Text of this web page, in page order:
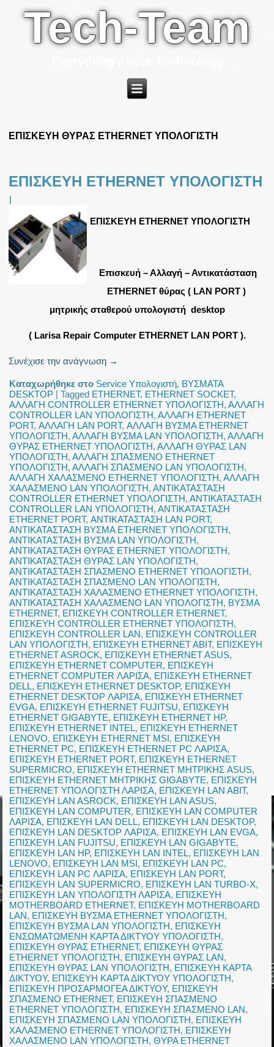
Tech-Team
ΕΠΙΣΚΕΥΗ ΘΥΡΑΣ ETHERNET ΥΠΟΛΟΓΙΣΤΗ
ΕΠΙΣΚΕΥΗ ETHERNET ΥΠΟΛΟΓΙΣΤΗ
|
ΕΠΙΣΚΕΥΗ ETHERNET ΥΠΟΛΟΓΙΣΤΗ
Επισκευή – Αλλαγή – Αντικατάσταση
ETHERNET θύρας ( LAN PORT )
μητρικής σταθερού υπολογιστή desktop
( Larisa Repair Computer ETHERNET LAN PORT ).
Συνέχισε την ανάγνωση →
Καταχωρήθηκε στο Service Υπολογιστή, ΒΥΣΜΑΤΑ
DESKTOP |Tagged ETHERNET, ETHERNET SOCKET,
ΑΛΛΑΓΗ CONTROLLER ETHERNET ΥΠΟΛΟΓΙΣΤΗ,ΑΛΛΑΓΗ
CONTROLLER LAN ΥΠΟΛΟΓΙΣΤΗ,ΑΛΛΑΓΗ ETHERNET
PORT,ΑΛΛΑΓΗ LAN PORT,ΑΛΛΑΓΗ ΒΥΣΜΑ ETHERNET
ΥΠΟΛΟΓΙΣΤΗ,ΑΛΛΑΓΗ ΒΥΣΜΑ LAN ΥΠΟΛΟΓΙΣΤΗ,ΑΛΛΑΓΗ
ΘΥΡΑΣ ETHERNET ΥΠΟΛΟΓΙΣΤΗ,ΑΛΛΑΓΗ ΘΥΡΑΣ LAN
ΥΠΟΛΟΓΙΣΤΗ,ΑΛΛΑΓΗ ΣΠΑΣΜΕΝΟ ETHERNET
ΥΠΟΛΟΓΙΣΤΗ,ΑΛΛΑΓΗ ΣΠΑΣΜΕΝΟ LAN ΥΠΟΛΟΓΙΣΤΗ,
ΑΛΛΑΓΗ ΧΑΛΑΣΜΕΝΟ ETHERNET ΥΠΟΛΟΓΙΣΤΗ,ΑΛΛΑΓΗ
ΧΑΛΑΣΜΕΝΟ LAN ΥΠΟΛΟΓΙΣΤΗ,ΑΝΤΙΚΑΤΑΣΤΑΣΗ
CONTROLLER ETHERNET ΥΠΟΛΟΓΙΣΤΗ,ΑΝΤΙΚΑΤΑΣΤΑΣΗ
CONTROLLER LAN ΥΠΟΛΟΓΙΣΤΗ,ΑΝΤΙΚΑΤΑΣΤΑΣΗ
ETHERNET PORT,ΑΝΤΙΚΑΤΑΣΤΑΣΗ LAN PORT,
ΑΝΤΙΚΑΤΑΣΤΑΣΗ ΒΥΣΜΑ ETHERNET ΥΠΟΛΟΓΙΣΤΗ,
ΑΝΤΙΚΑΤΑΣΤΑΣΗ ΒΥΣΜΑ LAN ΥΠΟΛΟΓΙΣΤΗ,
ΑΝΤΙΚΑΤΑΣΤΑΣΗ ΘΥΡΑΣ ETHERNET ΥΠΟΛΟΓΙΣΤΗ,
ΑΝΤΙΚΑΤΑΣΤΑΣΗ ΘΥΡΑΣ LAN ΥΠΟΛΟΓΙΣΤΗ,
ΑΝΤΙΚΑΤΑΣΤΑΣΗ ΣΠΑΣΜΕΝΟ ETHERNET ΥΠΟΛΟΓΙΣΤΗ,
ΑΝΤΙΚΑΤΑΣΤΑΣΗ ΣΠΑΣΜΕΝΟ LAN ΥΠΟΛΟΓΙΣΤΗ,
ΑΝΤΙΚΑΤΑΣΤΑΣΗ ΧΑΛΑΣΜΕΝΟ ETHERNET ΥΠΟΛΟΓΙΣΤΗ,
ΑΝΤΙΚΑΤΑΣΤΑΣΗ ΧΑΛΑΣΜΕΝΟ LAN ΥΠΟΛΟΓΙΣΤΗ, ΒΥΣΜΑ
ETHERNET, ΕΠΙΣΚΕΥΗ CONTROLLER ETHERNET,
ΕΠΙΣΚΕΥΗ CONTROLLER ETHERNET ΥΠΟΛΟΓΙΣΤΗ,
ΕΠΙΣΚΕΥΗ CONTROLLER LAN, ΕΠΙΣΚΕΥΗ CONTROLLER
LAN ΥΠΟΛΟΓΙΣΤΗ, ΕΠΙΣΚΕΥΗ ETHERNET ABIT, ΕΠΙΣΚΕΥΗ
ETHERNET ASROCK, ΕΠΙΣΚΕΥΗ ETHERNET ASUS,
ΕΠΙΣΚΕΥΗ ETHERNET COMPUTER, ΕΠΙΣΚΕΥΗ
ETHERNET COMPUTER ΛΑΡΙΣΑ, ΕΠΙΣΚΕΥΗ ETHERNET
DELL, ΕΠΙΣΚΕΥΗ ETHERNET DESKTOP, ΕΠΙΣΚΕΥΗ
ETHERNET DESKTOP ΛΑΡΙΣΑ, ΕΠΙΣΚΕΥΗ ETHERNET
EVGA, ΕΠΙΣΚΕΥΗ ETHERNET FUJITSU, ΕΠΙΣΚΕΥΗ
ETHERNET GIGABYTE, ΕΠΙΣΚΕΥΗ ETHERNET HP,
ΕΠΙΣΚΕΥΗ ETHERNET INTEL, ΕΠΙΣΚΕΥΗ ETHERNET
LENOVO, ΕΠΙΣΚΕΥΗ ETHERNET MSI, ΕΠΙΣΚΕΥΗ
ETHERNET PC, ΕΠΙΣΚΕΥΗ ETHERNET PC ΛΑΡΙΣΑ,
ΕΠΙΣΚΕΥΗ ETHERNET PORT, ΕΠΙΣΚΕΥΗ ETHERNET
SUPERMICRO, ΕΠΙΣΚΕΥΗ ETHERNET ΜΗΤΡΙΚΗΣ ASUS,
ΕΠΙΣΚΕΥΗ ETHERNET ΜΗΤΡΙΚΗΣ GIGABYTE, ΕΠΙΣΚΕΥΗ
ETHERNET ΥΠΟΛΟΓΙΣΤΗ ΛΑΡΙΣΑ, ΕΠΙΣΚΕΥΗ LAN ABIT,
ΕΠΙΣΚΕΥΗ LAN ASROCK, ΕΠΙΣΚΕΥΗ LAN ASUS,
ΕΠΙΣΚΕΥΗ LAN COMPUTER, ΕΠΙΣΚΕΥΗ LAN COMPUTER
ΛΑΡΙΣΑ, ΕΠΙΣΚΕΥΗ LAN DELL, ΕΠΙΣΚΕΥΗ LAN DESKTOP,
ΕΠΙΣΚΕΥΗ LAN DESKTOP ΛΑΡΙΣΑ, ΕΠΙΣΚΕΥΗ LAN EVGA,
ΕΠΙΣΚΕΥΗ LAN FUJITSU, ΕΠΙΣΚΕΥΗ LAN GIGABYTE,
ΕΠΙΣΚΕΥΗ LAN HP, ΕΠΙΣΚΕΥΗ LAN INTEL, ΕΠΙΣΚΕΥΗ LAN
LENOVO, ΕΠΙΣΚΕΥΗ LAN MSI, ΕΠΙΣΚΕΥΗ LAN PC,
ΕΠΙΣΚΕΥΗ LAN PC ΛΑΡΙΣΑ, ΕΠΙΣΚΕΥΗ LAN PORT,
ΕΠΙΣΚΕΥΗ LAN SUPERMICRO, ΕΠΙΣΚΕΥΗ LAN TURBO-X,
ΕΠΙΣΚΕΥΗ LAN ΥΠΟΛΟΓΙΣΤΗ ΛΑΡΙΣΑ, ΕΠΙΣΚΕΥΗ
MOTHERBOARD ETHERNET, ΕΠΙΣΚΕΥΗ MOTHERBOARD
LAN, ΕΠΙΣΚΕΥΗ ΒΥΣΜΑ ETHERNET ΥΠΟΛΟΓΙΣΤΗ,
ΕΠΙΣΚΕΥΗ ΒΥΣΜΑ LAN ΥΠΟΛΟΓΙΣΤΗ, ΕΠΙΣΚΕΥΗ
ΕΝΣΩΜΑΤΩΜΕΝΗ ΚΑΡΤΑ ΔΙΚΤΥΟΥ ΥΠΟΛΟΓΙΣΤΗ,
ΕΠΙΣΚΕΥΗ ΘΥΡΑΣ ETHERNET, ΕΠΙΣΚΕΥΗ ΘΥΡΑΣ
ETHERNET ΥΠΟΛΟΓΙΣΤΗ, ΕΠΙΣΚΕΥΗ ΘΥΡΑΣ LAN,
ΕΠΙΣΚΕΥΗ ΘΥΡΑΣ LAN ΥΠΟΛΟΓΙΣΤΗ, ΕΠΙΣΚΕΥΗ ΚΑΡΤΑ
ΔΙΚΤΥΟΥ, ΕΠΙΣΚΕΥΗ ΚΑΡΤΑ ΔΙΚΤΥΟΥ ΥΠΟΛΟΓΙΣΤΗ,
ΕΠΙΣΚΕΥΗ ΠΡΟΣΑΡΜΟΓΕΑ ΔΙΚΤΥΟΥ, ΕΠΙΣΚΕΥΗ
ΣΠΑΣΜΕΝΟ ETHERNET, ΕΠΙΣΚΕΥΗ ΣΠΑΣΜΕΝΟ
ETHERNET ΥΠΟΛΟΓΙΣΤΗ, ΕΠΙΣΚΕΥΗ ΣΠΑΣΜΕΝΟ LAN,
ΕΠΙΣΚΕΥΗ ΣΠΑΣΜΕΝΟ LAN ΥΠΟΛΟΓΙΣΤΗ, ΕΠΙΣΚΕΥΗ
ΧΑΛΑΣΜΕΝΟ ETHERNET ΥΠΟΛΟΓΙΣΤΗ, ΕΠΙΣΚΕΥΗ
ΧΑΛΑΣΜΕΝΟ LAN ΥΠΟΛΟΓΙΣΤΗ,ΘΥΡΑ ETHERNET